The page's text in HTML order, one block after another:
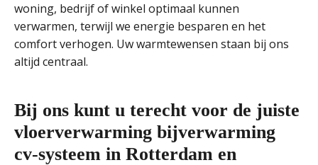
woning, bedrijf of winkel optimaal kunnen
verwarmen, terwijl we energie besparen en het
comfort verhogen. Uw warmtewensen staan bij ons
altijd centraal.
Bij ons kunt u terecht voor de juiste
vloerverwarming bijverwarming
cv-systeem in Rotterdam en